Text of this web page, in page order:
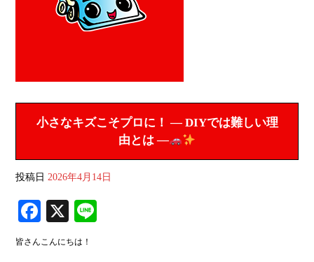
小さなキズこそプロに！ ― DIYでは難しい理
由とは ―
投稿日 2026年4月14日
Fa
ce
X
皆さんこんにちは！